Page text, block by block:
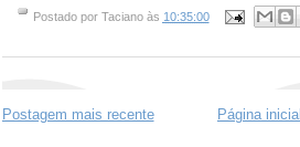
Postado por Taciano às 10:35:00
Postagem mais recente Página inicial